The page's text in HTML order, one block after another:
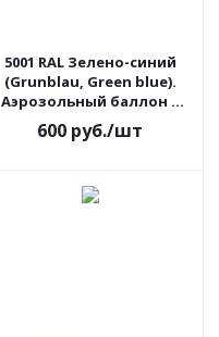
5001 RAL Зелено-синий
(Grunblau, Green blue).
Аэрозольный баллон с
краской
600 руб./шт